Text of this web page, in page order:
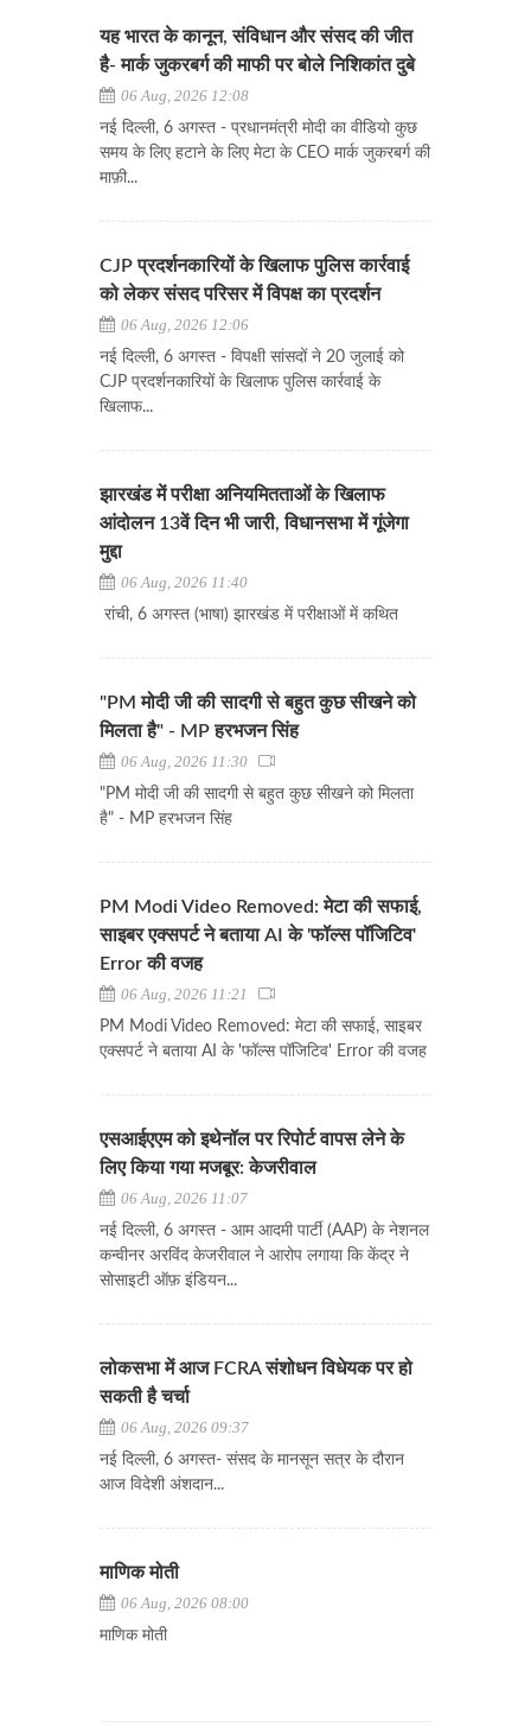
यह भारत के कानून, संविधान और संसद की जीत
है- मार्क जुकरबर्ग की माफी पर बोले निशिकांत दुबे
06 Aug, 2026 12:08
नई दिल्ली, 6 अगस्त - प्रधानमंत्री मोदी का वीडियो कुछ
समय के लिए हटाने के लिए मेटा के CEO मार्क जुकरबर्ग की
माफ़ी...
CJP प्रदर्शनकारियों के खिलाफ पुलिस कार्रवाई
को लेकर संसद परिसर में विपक्ष का प्रदर्शन
06 Aug, 2026 12:06
नई दिल्ली, 6 अगस्त - विपक्षी सांसदों ने 20 जुलाई को
CJP प्रदर्शनकारियों के खिलाफ पुलिस कार्रवाई के
खिलाफ...
झारखंड में परीक्षा अनियमितताओं के खिलाफ
आंदोलन 13वें दिन भी जारी, विधानसभा में गूंजेगा
मुद्दा
06 Aug, 2026 11:40
रांची, 6 अगस्त (भाषा) झारखंड में परीक्षाओं में कथित
"PM मोदी जी की सादगी से बहुत कुछ सीखने को
मिलता है" - MP हरभजन सिंह
06 Aug, 2026 11:30
"PM मोदी जी की सादगी से बहुत कुछ सीखने को मिलता
है" - MP हरभजन सिंह
PM Modi Video Removed: मेटा की सफाई,
साइबर एक्सपर्ट ने बताया AI के 'फॉल्स पॉजिटिव'
Error की वजह
06 Aug, 2026 11:21
PM Modi Video Removed: मेटा की सफाई, साइबर
एक्सपर्ट ने बताया AI के 'फॉल्स पॉजिटिव' Error की वजह
एसआईएएम को इथेनॉल पर रिपोर्ट वापस लेने के
लिए किया गया मजबूर: केजरीवाल
06 Aug, 2026 11:07
नई दिल्ली, 6 अगस्त - आम आदमी पार्टी (AAP) के नेशनल
कन्वीनर अरविंद केजरीवाल ने आरोप लगाया कि केंद्र ने
सोसाइटी ऑफ़ इंडियन...
लोकसभा में आज FCRA संशोधन विधेयक पर हो
सकती है चर्चा
06 Aug, 2026 09:37
नई दिल्ली, 6 अगस्त- संसद के मानसून सत्र के दौरान
आज विदेशी अंशदान...
माणिक मोती
06 Aug, 2026 08:00
माणिक मोती